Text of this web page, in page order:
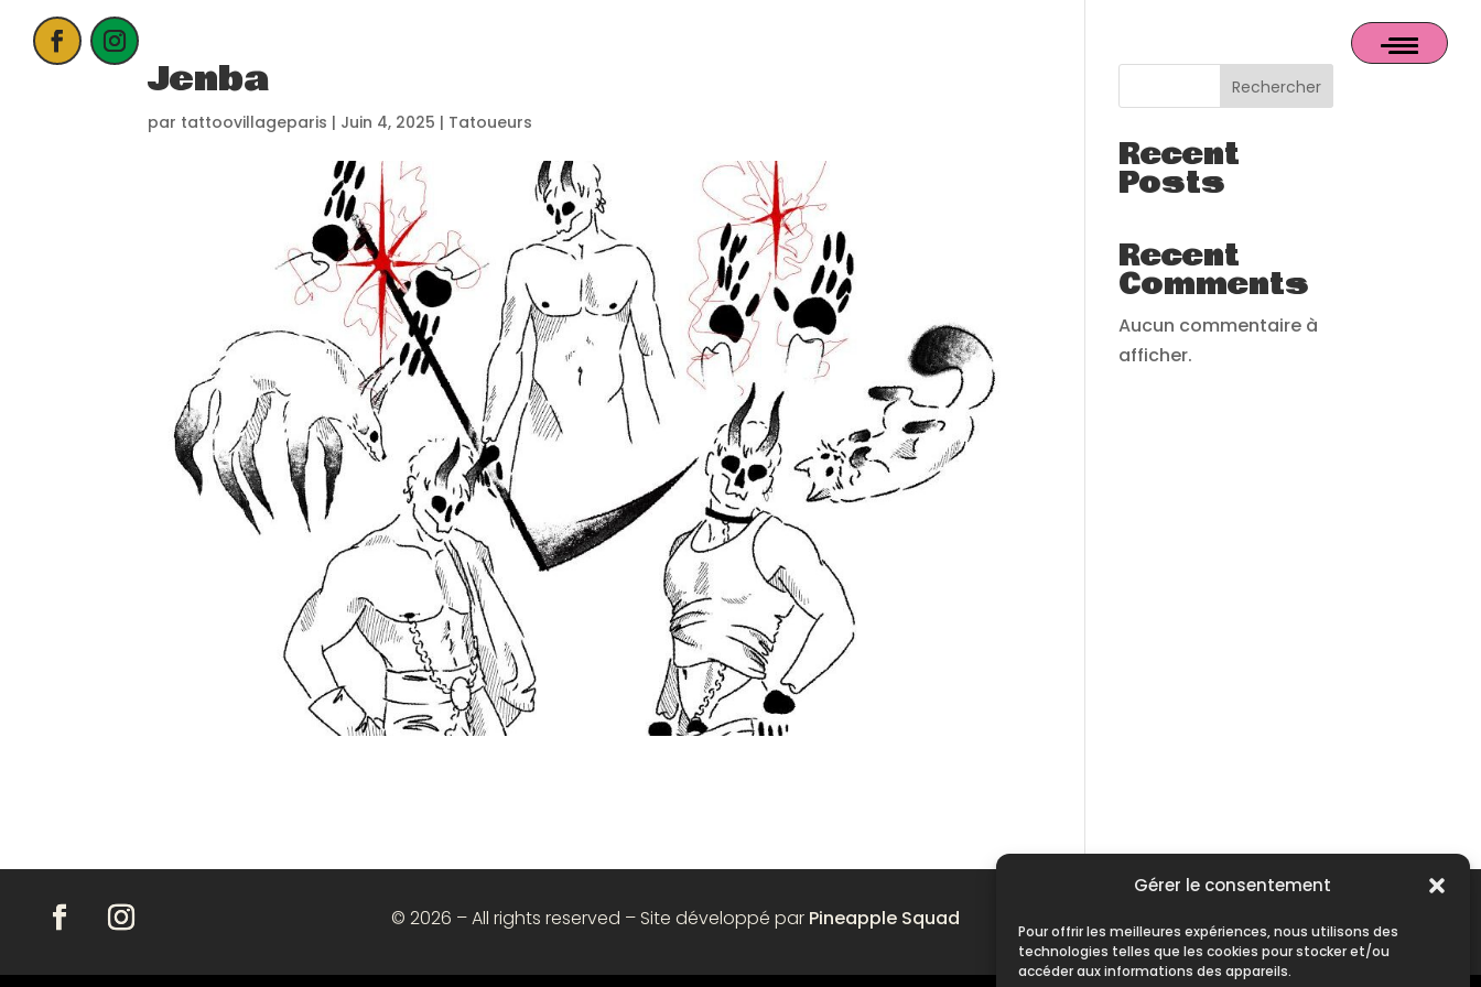
Gérer le consentement
Pour offrir les meilleures expériences, nous utilisons des
technologies telles que les cookies pour stocker et/ou
accéder aux informations des appareils.
ACCUEIL
PROCHAIN EVENT
CANDIDATER
NOS EXPOSANTS
CONTACT
PARTENAIRES
Jenba
par tattoovillageparis | Juin 4, 2025 | Tatoueurs
Rechercher
Recent
Posts
Recent
Comments
Aucun commentaire à
afficher.
© 2026 – All rights reserved – Site développé par Pineapple Squad